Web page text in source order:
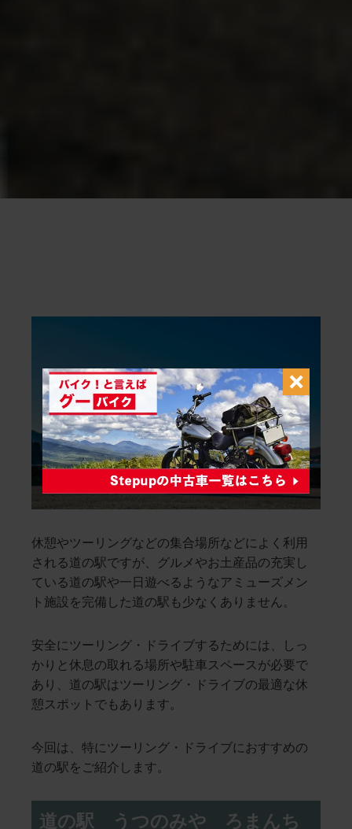
休憩やツーリングなどの集合場所などによく利用
される道の駅ですが、グルメやお土産品の充実し
ている道の駅や一日遊べるようなアミューズメン
ト施設を完備した道の駅も少なくありません。
安全にツーリング・ドライブするためには、しっ
かりと休息の取れる場所や駐車スペースが必要で
あり、道の駅はツーリング・ドライブの最適な休
憩スポットでもあります。
今回は、特にツーリング・ドライブにおすすめの
道の駅をご紹介します。
道の駅 うつのみや ろまんち